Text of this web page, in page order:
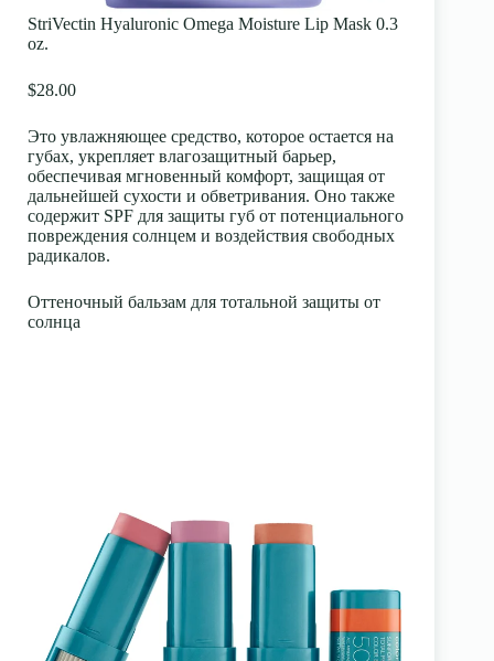
StriVectin Hyaluronic Omega Moisture Lip Mask 0.3
oz.
$28.00
Это увлажняющее средство, которое остается на
губах, укрепляет влагозащитный барьер,
обеспечивая мгновенный комфорт, защищая от
дальнейшей сухости и обветривания. Оно также
содержит SPF для защиты губ от потенциального
повреждения солнцем и воздействия свободных
радикалов.
Оттеночный бальзам для тотальной защиты от
солнца